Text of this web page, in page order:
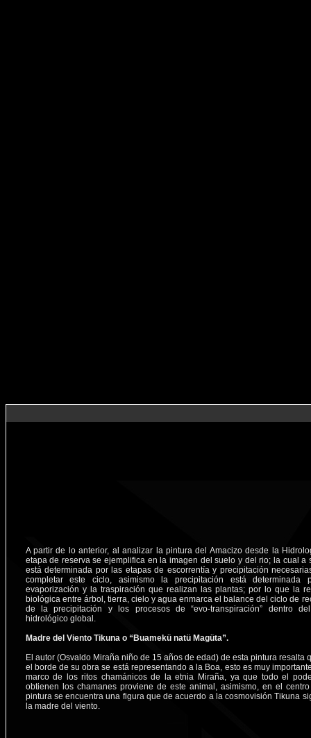
A partir de lo anterior, al analizar la pintura del Amacizo desde la
etapa de reserva se ejemplifica en la imagen del suelo y del rio; la cual a
está determinada por las etapas de escorrentía y precipitación
completar este ciclo, asimismo la precipitación está determinada
evaporización y la traspiración que realizan las plantas; por lo que la
biológica entre árbol, tierra, cielo y agua enmarca el balance del ciclo de
de la precipitación y los procesos de “evo-transpiración” dentro
hidrológico global.
Madre del Viento Tikuna o “Buamekü natü Magüta”.
El autor (Osvaldo Miraña niño de 15 años de edad) de esta pintura resalta
el borde de su obra se está representando a la Boa, esto es muy
marco de los ritos chamánicos de la etnia Miraña, ya que todo el
obtienen los chamanes proviene de este animal, asimismo, en el
pintura se encuentra una figura que de acuerdo a la cosmovisión Tikuna
la madre del viento.